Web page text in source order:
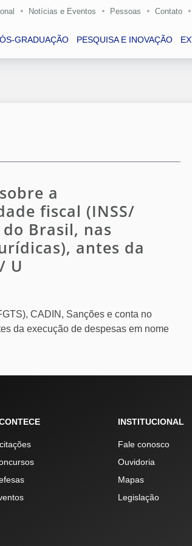
Notícias e Eventos Pessoas Contato
GRADUAÇÃO PESQUISA E INOVAÇÃO
a
fiscal (INSS/
do Brasil, nas
antes da
U
CADIN, Sanções e conta no
da execução de despesas em nome
INSTITUCIONAL
Fale conosco
Ouvidoria
Mapas
Legislação